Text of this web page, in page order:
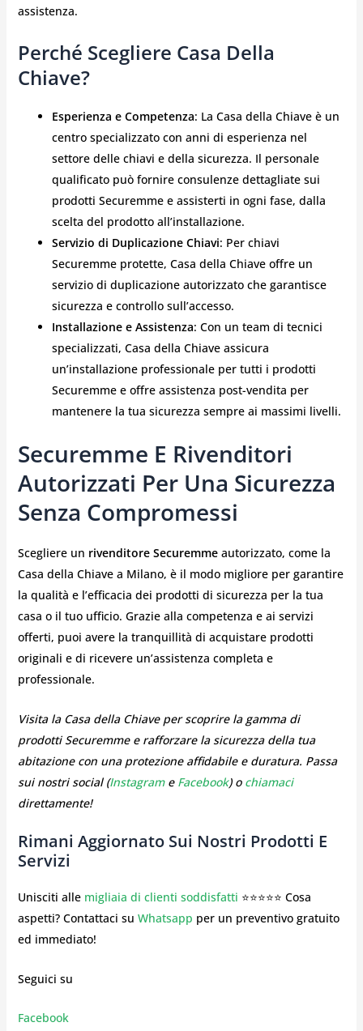
assistenza.
Perché Scegliere Casa Della
Chiave?
Esperienza e Competenza: La Casa della Chiave è un
centro specializzato con anni di esperienza nel
settore delle chiavi e della sicurezza. Il personale
qualificato può fornire consulenze dettagliate sui
prodotti Securemme e assisterti in ogni fase, dalla
scelta del prodotto all’installazione.
Servizio di Duplicazione Chiavi: Per chiavi
Securemme protette, Casa della Chiave offre un
servizio di duplicazione autorizzato che garantisce
sicurezza e controllo sull’accesso.
Installazione e Assistenza: Con un team di tecnici
specializzati, Casa della Chiave assicura
un’installazione professionale per tutti i prodotti
Securemme e offre assistenza post-vendita per
mantenere la tua sicurezza sempre ai massimi livelli.
Securemme E Rivenditori
Autorizzati Per Una Sicurezza
Senza Compromessi
Scegliere un rivenditore Securemmeautorizzato, come la
Casa della Chiave a Milano, è il modo migliore per garantire
la qualità e l’efficacia dei prodotti di sicurezza per la tua
casa o il tuo ufficio. Grazie alla competenza e ai servizi
offerti, puoi avere la tranquillità di acquistare prodotti
originali e di ricevere un’assistenza completa e
professionale.
Visita la Casa della Chiave per scoprire la gamma di
prodotti Securemme e rafforzare la sicurezza della tua
abitazione con una protezione affidabile e duratura. Passa
sui nostri social (Instagrame Facebook) o chiamaci
direttamente!
Rimani Aggiornato Sui Nostri Prodotti E
Servizi
Unisciti alle migliaia di clienti soddisfatti ⭐⭐⭐⭐⭐ Cosa
aspetti? Contattaci su Whatsapp per un preventivo gratuito
ed immediato!
Seguici su
Facebook